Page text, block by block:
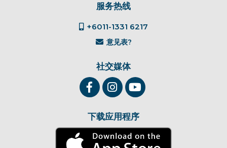
服务热线
+6011-1331 6217
意见表?
社交媒体
下载应用程序